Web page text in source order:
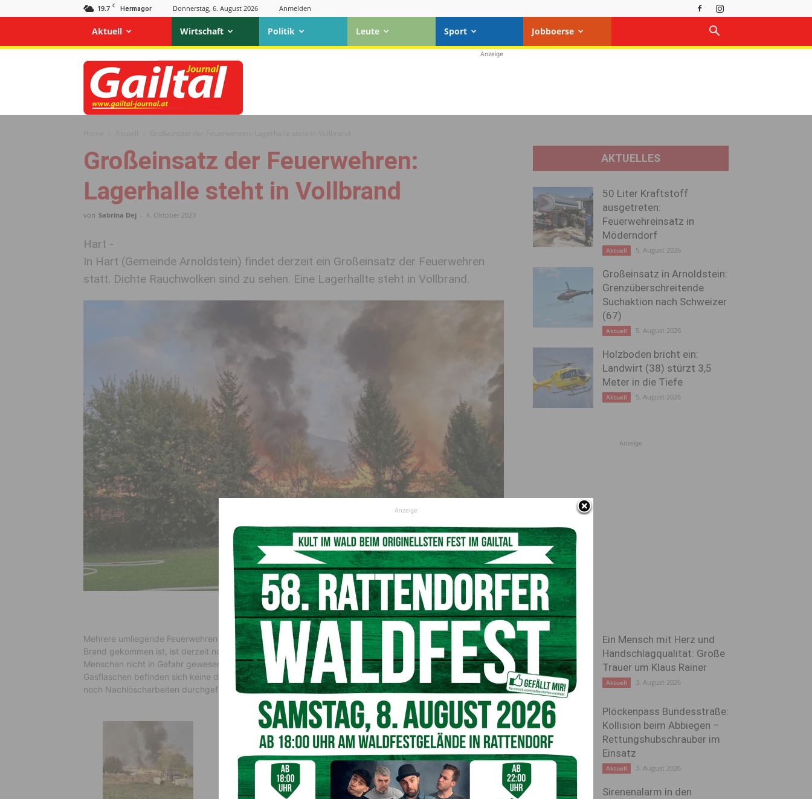
19.7 C Hermagor Donnerstag, 6. August 2026 Anmelden
Aktuell Wirtschaft Politik Leute Sport Jobboerse
Gailtal
Journal
Anzeige
Großeinsatz der Feuerwehren:
Lagerhalle steht in Vollbrand
von Sabrina Dej - 4. Oktober 2023
Hart -
In Hart (Gemeinde Arnoldstein) findet derzeit ein Großeinsatz der Feuerwehren
statt. Dichte Rauchwolken sind zu sehen. Eine Lagerhallte steht in Vollbrand.
© Leserfoto/5min
Mehrere umliegende Feuerwehren stehen aktuell in Hart (Gemeinde Arnoldstein) im Einsatz. Wie es zu dem
Brand gekommen ist, ist derzeit noch unklar. Wie EinsatzleiterMichael Miggitsch
berichtet, seien
Menschen nicht in Gefahr gewesen. In der Lagerhalle wurden Holz, Geräte und Kürbiskerne gelagert –
Gasflaschen befinden sich keine dort. „Die Halle ist komplett abgebrannt“, so
Miggitsch
. Nun werden
noch Nachlöscharbeiten durchgeführt.
AKTUELLES
50 Liter Kraftstoff
ausgetreten:
Feuerwehreinsatz in
Möderndorf
Aktuell 5. August 2026
Großeinsatz in Arnoldstein:
Grenzüberschreitende
Suchaktion nach Schweizer
(67)
Aktuell 5. August 2026
Holzboden bricht ein:
Landwirt (38) stürzt 3,5
Meter in die Tiefe
Aktuell 5. August 2026
Anzeige
Ein Mensch mit Herz und
Handschlagqualität: Große
Trauer um Klaus Rainer
Aktuell 3. August 2026
Plöckenpass Bundesstraße:
Kollision beim Abbiegen –
Rettungshubschrauber im
Einsatz
Aktuell 3. August 2026
Sirenenalarm in den
Anzeige